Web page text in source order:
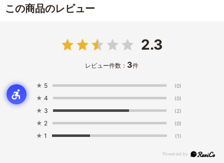
この商品のレビュー
2.3
レビュー件数： 3件
★ 5 (0)
★ 4 (0)
★ 3 (2)
★ 2 (0)
★ 1 (1)